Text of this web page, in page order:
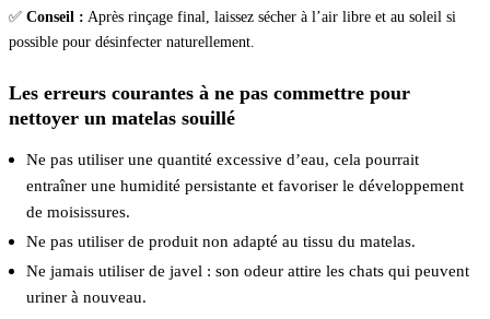
✅ Conseil : Après rinçage final, laissez sécher à l’air libre et au soleil si
possible pour désinfecter naturellement.
Les erreurs courantes à ne pas commettre pour
nettoyer un matelas souillé
Ne pas utiliser une quantité excessive d’eau, cela pourrait
entraîner une humidité persistante et favoriser le développement
de moisissures.
Ne pas utiliser de produit non adapté au tissu du matelas.
Ne jamais utiliser de javel : son odeur attire les chats qui peuvent
uriner à nouveau.